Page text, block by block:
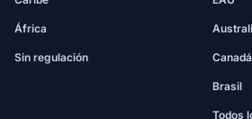
África
Sin regulación Canadá
Brasil
Todos